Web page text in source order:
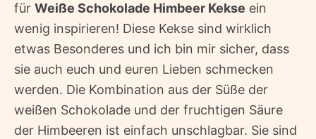
für Weiße Schokolade Himbeer Kekse ein
wenig inspirieren! Diese Kekse sind wirklich
etwas Besonderes und ich bin mir sicher, dass
sie auch euch und euren Lieben schmecken
werden. Die Kombination aus der Süße der
weißen Schokolade und der fruchtigen Säure
der Himbeeren ist einfach unschlagbar. Sie sind